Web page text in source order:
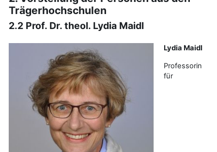
Trägerhochschulen
2.2 Prof. Dr. theol. Lydia Maidl
Lydia Maidl
Professorin
für